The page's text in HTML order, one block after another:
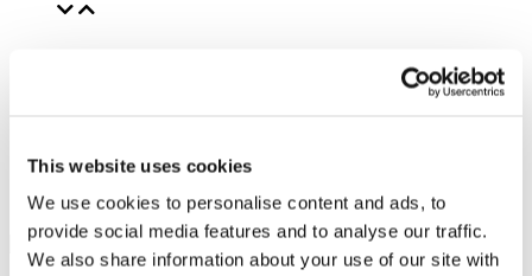
This website uses cookies
We use cookies to personalise content and ads, to
provide social media features and to analyse our traffic.
We also share information about your use of our site with